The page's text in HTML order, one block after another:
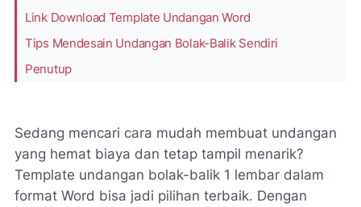
Link Download Template Undangan Word
Tips Mendesain Undangan Bolak-Balik Sendiri
Penutup
Sedang mencari cara mudah membuat undangan
yang hemat biaya dan tetap tampil menarik?
Template undangan bolak-balik 1 lembar dalam
format Word bisa jadi pilihan terbaik. Dengan